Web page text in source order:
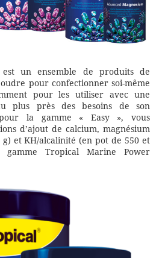
est un ensemble de produits de
pour confectionner soi-même
pour les utiliser avec une
plus près des besoins de son
la gamme « Easy », vous
d’ajout de calcium, magnésium
et KH/alcalinité (en pot de 550 et
Tropical Marine Power